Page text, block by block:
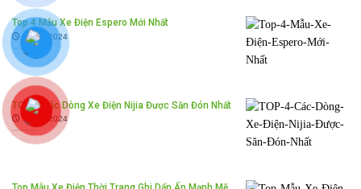
Top 4 Mẫu Xe Điện Espero Mới Nhất
30/12/2024
TOP 4 Các Dòng Xe Điện Nijia Được Săn Đón Nhất
26/12/2024